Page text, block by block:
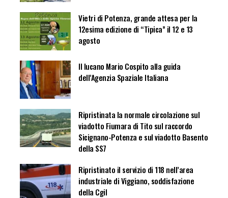
Vietri di Potenza, grande attesa per la
12esima edizione di “Tipica” il 12 e 13
agosto
Il lucano Mario Cospito alla guida
dell’Agenzia Spaziale Italiana
Ripristinata la normale circolazione sul
viadotto Fiumara di Tito sul raccordo
Sicignano-Potenza e sul viadotto Basento
della SS7
Ripristinato il servizio di 118 nell’area
industriale di Viggiano, soddisfazione
della Cgil